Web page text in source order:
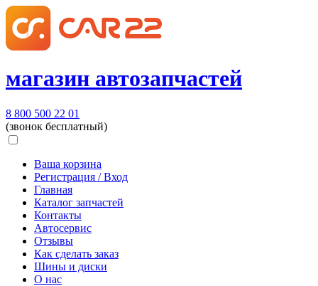
магазин автозапчастей
8 800 500 22 01
(звонок бесплатный)
Ваша корзина
Регистрация / Вход
Главная
Каталог запчастей
Контакты
Автосервис
Отзывы
Как сделать заказ
Шины и диски
О нас